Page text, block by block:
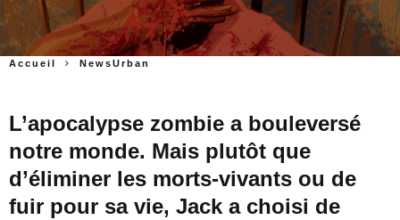
Accueil NewsUrban
L’apocalypse zombie a bouleversé
notre monde. Mais plutôt que
d’éliminer les morts-vivants ou de
fuir pour sa vie, Jack a choisi de